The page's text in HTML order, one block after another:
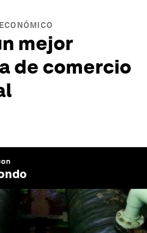
mejor
de comercio